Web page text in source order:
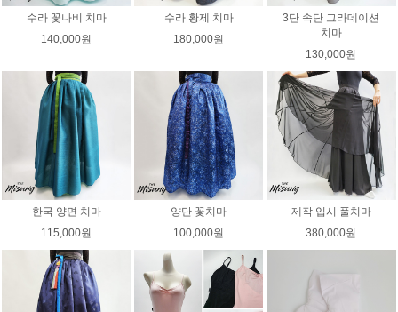
수라 꽃나비 치마
140,000원
수라 황제 치마
180,000원
3단 속단 그라데이션
치마
130,000원
한국 양면 치마
115,000원
양단 꽃치마
100,000원
제작 입시 풀치마
380,000원